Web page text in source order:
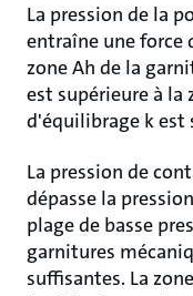
La pression de la
entraîne une force
zone Ah de la
est supérieure à la
d'équilibrage k est
La pression de
dépasse la
plage de basse
garnitures
suffisantes. La